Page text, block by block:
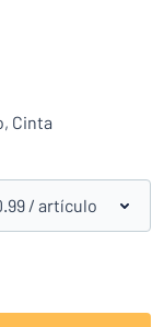
tu letrero
Cinta
/ artículo